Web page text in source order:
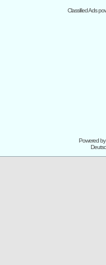
Classified Ads
Powered by